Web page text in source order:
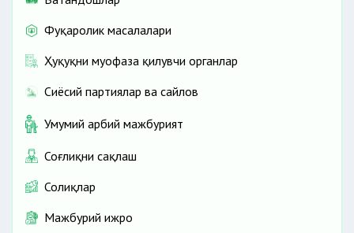
Фуқаролик масалалари
Ҳуқуқни муҳофаза қилувчи органлар
Сиёсий партиялар ва сайлов
Умумий ҳарбий мажбурият
Соғлиқни сақлаш
Солиқлар
Мажбурий ижро